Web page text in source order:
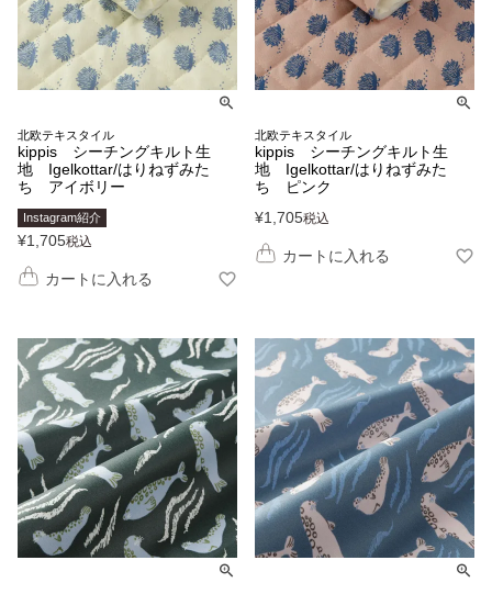
北欧テキスタイル
kippis シーチングキルト生
地 Igelkottar/はりねずみた
ち アイボリー
Instagram紹介
¥1,705税込
カートに入れる
北欧テキスタイル
kippis シーチングキルト生
地 Igelkottar/はりねずみた
ち ピンク
¥1,705税込
カートに入れる